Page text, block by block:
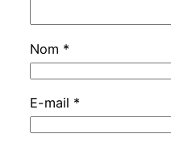
Nom *
E-mail *